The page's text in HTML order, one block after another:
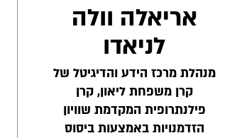
אריאלה וולה
לניאדו
מנהלת מרכז הידע והדיגיטל של
קרן משפחת ליאון, קרן
פילנתרופית המקדמת שוויון
הזדמנויות באמצעות ביסוס